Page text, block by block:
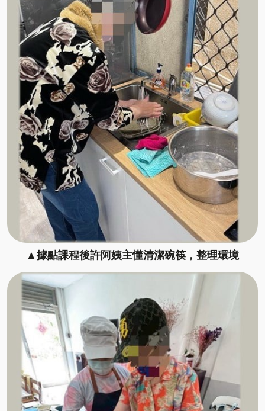
▲據點課程後許阿姨主懂清潔碗筷，整理環境